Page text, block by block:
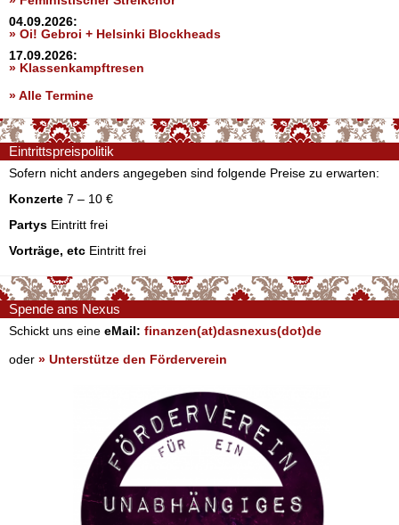
04.09.2026:
» Oi! Gebroi + Helsinki Blockheads
17.09.2026:
» Klassenkampftresen
» Alle Termine
Eintrittspreispolitik
Sofern nicht anders angegeben sind folgende Preise zu erwarten:
Konzerte 7 – 10 €
Partys Eintritt frei
Vorträge, etc Eintritt frei
Spende ans Nexus
Schickt uns eine eMail: finanzen(at)dasnexus(dot)de
oder » Unterstütze den Förderverein